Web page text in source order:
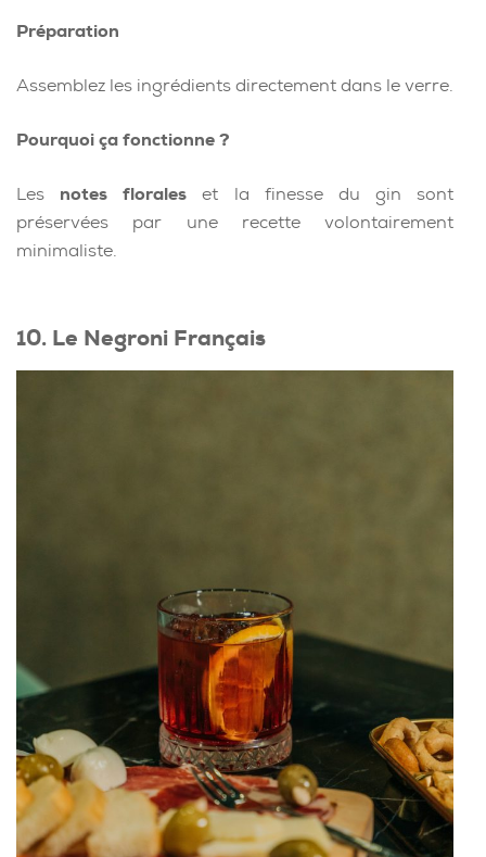
Préparation
Assemblez les ingrédients directement dans le verre.
Pourquoi ça fonctionne ?
Les notes florales et la finesse du gin sont
préservées par une recette volontairement
minimaliste.
10. Le Negroni Français